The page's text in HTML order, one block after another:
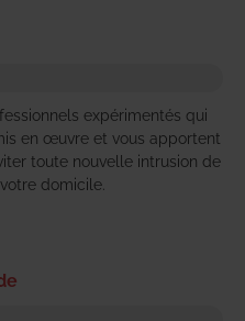
expérimentés qui
en œuvre et vous apportent
toute nouvelle intrusion de
domicile.